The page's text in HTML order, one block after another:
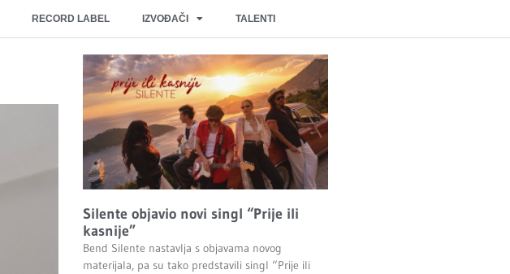
RECORD LABEL IZVOĐAČI TALENTI
Silente objavio novi singl “Prije ili
kasnije”
Bend Silente nastavlja s objavama novog
materijala, pa su tako predstavili singl “Prije ili